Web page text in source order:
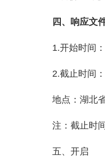
四、响应文
1.开始时间
2.截止时间
地点：湖北
注：截止时
五、开启